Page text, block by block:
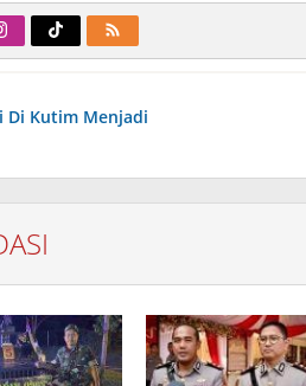
Di Kutim Menjadi